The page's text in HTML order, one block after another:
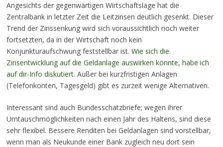
Angesichts der gegenwärtigen Wirtschaftslage hat die
Zentralbank in letzter Zeit die Leitzinsen deutlich gesenkt. Dieser
Trend der Zinssenkung wird sich voraussichtlich noch weiter
fortsetzten, da in der Wirtschaft noch kein
Konjunkturaufschwung feststellbar ist. Wie sich die
Zinsentwicklung auf die Geldanlage auswirken könnte, habe ich
auf dir-Info diskutiert. Außer bei kurzfristigen Anlagen
(Telefonkonten, Tagesgeld) gibt es zurzeit wenige Alternativen.
Interessant sind auch Bundesschatzbriefe; wegen ihrer
Umtauschmöglichkeiten nach einen Jahr des Haltens, sind diese
sehr flexibel. Bessere Renditen bei Geldanlagen sind vorstellbar,
wenn man als Neukunde einer Bank zugleich neu dort sein